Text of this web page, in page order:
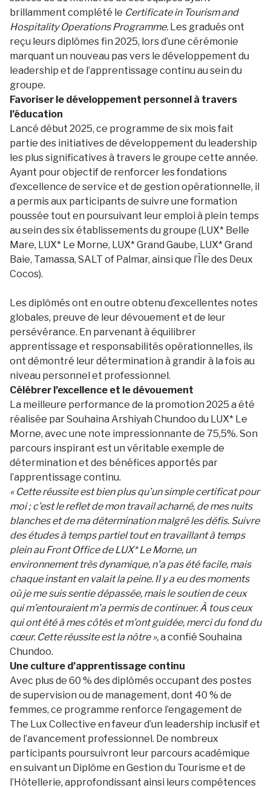
brillamment complété le Certificate in Tourism and
Hospitality Operations Programme. Les gradués ont
reçu leurs diplômes fin 2025, lors d’une cérémonie
marquant un nouveau pas vers le développement du
leadership et de l’apprentissage continu au sein du
groupe.
Favoriser le développement personnel à travers
l’éducation
Lancé début 2025, ce programme de six mois fait
partie des initiatives de développement du leadership
les plus significatives à travers le groupe cette année.
Ayant pour objectif de renforcer les fondations
d’excellence de service et de gestion opérationnelle, il
a permis aux participants de suivre une formation
poussée tout en poursuivant leur emploi à plein temps
au sein des six établissements du groupe (LUX* Belle
Mare, LUX* Le Morne, LUX* Grand Gaube, LUX* Grand
Baie, Tamassa, SALT of Palmar, ainsi que l’Île des Deux
Cocos).
Les diplômés ont en outre obtenu d’excellentes notes
globales, preuve de leur dévouement et de leur
persévérance. En parvenant à équilibrer
apprentissage et responsabilités opérationnelles, ils
ont démontré leur détermination à grandir à la fois au
niveau personnel et professionnel.
Célébrer l’excellence et le dévouement
La meilleure performance de la promotion 2025 a été
réalisée par Souhaina Arshiyah Chundoo du LUX* Le
Morne, avec une note impressionnante de 75,5%. Son
parcours inspirant est un véritable exemple de
détermination et des bénéfices apportés par
l’apprentissage continu.
« Cette réussite est bien plus qu’un simple certificat pour
moi ; c’est le reflet de mon travail acharné, de mes nuits
blanches et de ma détermination malgré les défis. Suivre
des études à temps partiel tout en travaillant à temps
plein au Front Office de LUX* Le Morne, un
environnement très dynamique, n’a pas été facile, mais
chaque instant en valait la peine. Il y a eu des moments
où je me suis sentie dépassée, mais le soutien de ceux
qui m’entouraient m’a permis de continuer. À tous ceux
qui ont été à mes côtés et m’ont guidée, merci du fond du
cœur. Cette réussite est la nôtre »,a confié Souhaina
Chundoo.
Une culture d’apprentissage continu
Avec plus de 60 % des diplômés occupant des postes
de supervision ou de management, dont 40 % de
femmes, ce programme renforce l’engagement de
The Lux Collective en faveur d’un leadership inclusif et
de l’avancement professionnel. De nombreux
participants poursuivront leur parcours académique
en suivant un Diplôme en Gestion du Tourisme et de
l’Hôtellerie, approfondissant ainsi leurs compétences